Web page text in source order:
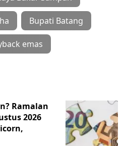
Bupati Batang
emas
Ramalan
2026